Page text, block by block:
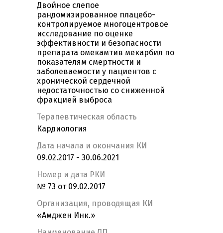
Двойное слепое
рандомизированное плацебо-
контролируемое многоцентровое
исследование по оценке
эффективности и безопасности
препарата омекамтив мекарбил по
показателям смертности и
заболеваемости у пациентов с
хронической сердечной
недостаточностью со сниженной
фракцией выброса
Терапевтическая область
Кардиология
Дата начала и окончания КИ
09.02.2017 - 30.06.2021
Номер и дата РКИ
№ 73 от 09.02.2017
Организация, проводящая КИ
«Амджен Инк.»